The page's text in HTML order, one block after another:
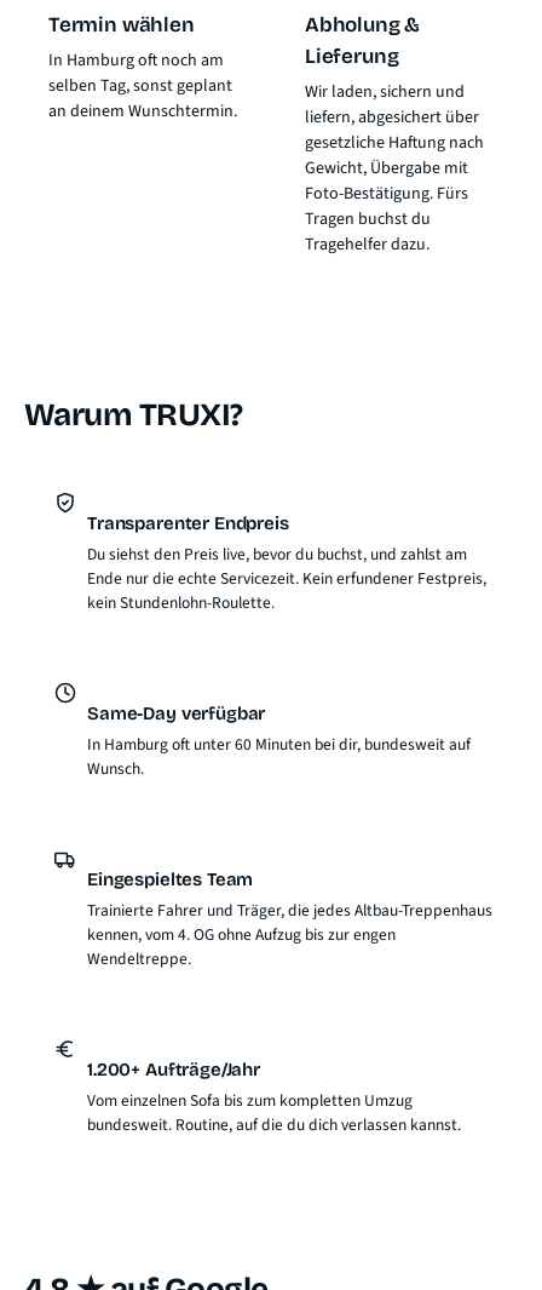
Termin wählen
In Hamburg oft noch am
selben Tag, sonst geplant
an deinem Wunschtermin.
Abholung &
Lieferung
Wir laden, sichern und
liefern, abgesichert über
gesetzliche Haftung nach
Gewicht, Übergabe mit
Foto-Bestätigung. Fürs
Tragen buchst du
Tragehelfer dazu.
Warum TRUXI?
Transparenter Endpreis
Du siehst den Preis live, bevor du buchst, und zahlst am
Ende nur die echte Servicezeit. Kein erfundener Festpreis,
kein Stundenlohn-Roulette.
Same-Day verfügbar
In Hamburg oft unter 60 Minuten bei dir, bundesweit auf
Wunsch.
Eingespieltes Team
Trainierte Fahrer und Träger, die jedes Altbau-Treppenhaus
kennen, vom 4. OG ohne Aufzug bis zur engen
Wendeltreppe.
1.200+ Aufträge/Jahr
Vom einzelnen Sofa bis zum kompletten Umzug
bundesweit. Routine, auf die du dich verlassen kannst.